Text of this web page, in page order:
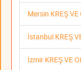
Mersin KREŞ VE
İstanbul KREŞ
İzmir KREŞ VE